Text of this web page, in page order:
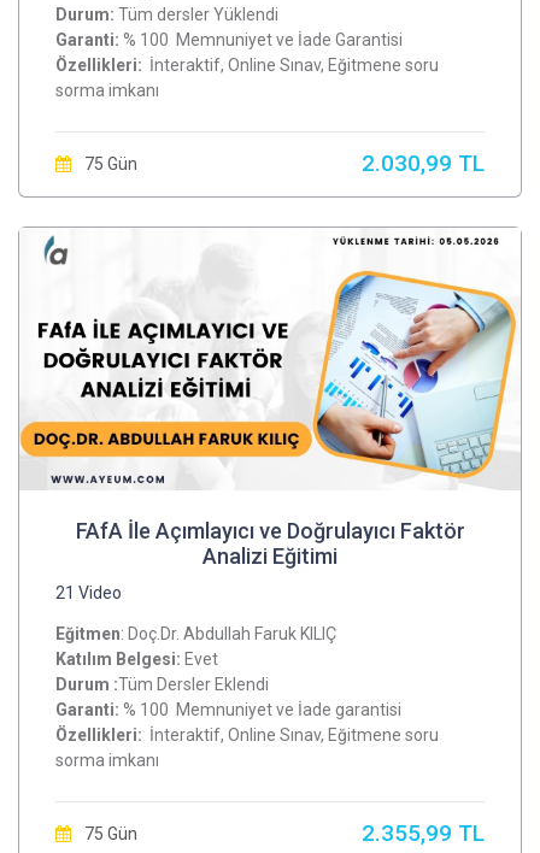
Durum: Tüm dersler Yüklendi
Garanti: % 100 Memnuniyet ve İade Garantisi
Özellikleri: İnteraktif, Online Sınav, Eğitmene soru
sorma imkanı
75 Gün 2.030,99 TL
FAfA İle Açımlayıcı ve Doğrulayıcı Faktör
Analizi Eğitimi
21 Video
Eğitmen: Doç.Dr. Abdullah Faruk KILIÇ
Katılım Belgesi: Evet
Durum :Tüm Dersler Eklendi
Garanti: % 100 Memnuniyet ve İade garantisi
Özellikleri: İnteraktif, Online Sınav, Eğitmene soru
sorma imkanı
75 Gün 2.355,99 TL